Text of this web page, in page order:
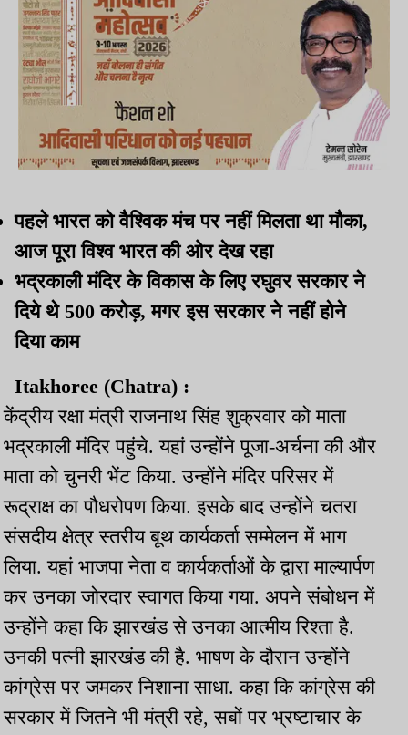
पहले भारत को वैश्विक मंच पर नहीं मिलता था मौका,
आज पूरा विश्व भारत की ओर देख रहा
भद्रकाली मंदिर के विकास के लिए रघुवर सरकार ने
दिये थे 500 करोड़, मगर इस सरकार ने नहीं होने
दिया काम
Itakhoree (Chatra) :
केंद्रीय रक्षा मंत्री राजनाथ सिंह शुक्रवार को माता
भद्रकाली मंदिर पहुंचे. यहां उन्होंने पूजा-अर्चना की और
माता को चुनरी भेंट किया. उन्होंने मंदिर परिसर में
रूद्राक्ष का पौधरोपण किया. इसके बाद उन्होंने चतरा
संसदीय क्षेत्र स्तरीय बूथ कार्यकर्ता सम्मेलन में भाग
लिया. यहां भाजपा नेता व कार्यकर्ताओं के द्वारा माल्यार्पण
कर उनका जोरदार स्वागत किया गया. अपने संबोधन में
उन्होंने कहा कि झारखंड से उनका आत्मीय रिश्ता है.
उनकी पत्नी झारखंड की है. भाषण के दौरान उन्होंने
कांग्रेस पर जमकर निशाना साधा. कहा कि कांग्रेस की
सरकार में जितने भी मंत्री रहे, सबों पर भ्रष्टाचार के